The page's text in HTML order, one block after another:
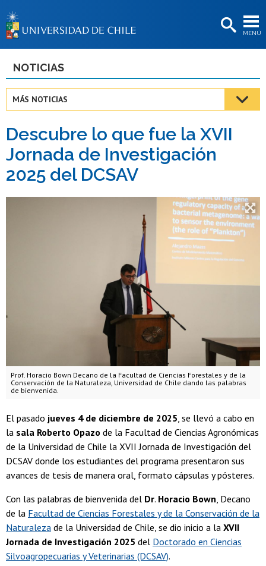
MENÚ
BIBLIOTECAS
Estudiantes
Académicas/os
Funcionarias/os
Egresadas/os
NOTICIAS
MÁS NOTICIAS
Descubre lo que fue la XVII
Jornada de Investigación
2025 del DCSAV
Prof. Horacio Bown Decano de la Facultad de Ciencias Forestales y de la
Conservación de la Naturaleza, Universidad de Chile dando las palabras
de bienvenida.
El pasado jueves 4 de diciembre de 2025, se llevó a cabo en
la sala Roberto Opazo de la Facultad de Ciencias Agronómicas
de la Universidad de Chile la XVII Jornada de Investigación del
DCSAV donde los estudiantes del programa presentaron sus
avances de tesis de manera oral, formato cápsulas y pósteres.
Con las palabras de bienvenida del Dr. Horacio Bown, Decano
de la Facultad de Ciencias Forestales y de la Conservación de la
Naturaleza de la Universidad de Chile, se dio inicio a la XVII
Jornada de Investigación 2025 del Doctorado en Ciencias
Silvoagropecuarias y Veterinarias (DCSAV).